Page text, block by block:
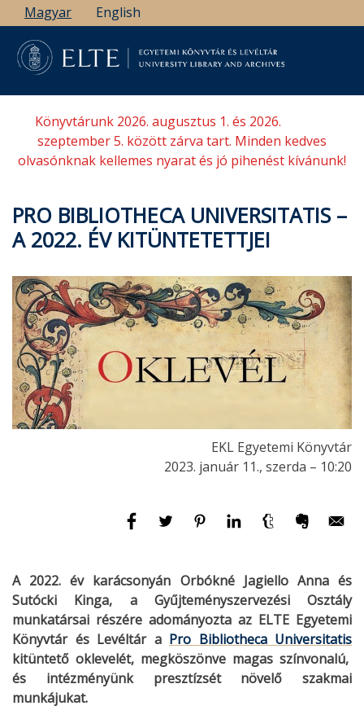
Ugrás
a
tartalomra
Magyar English
Könyvtárunk 2026. augusztus 1. és 2026.
szeptember 5. között zárva tart. Minden kedves
olvasónknak kellemes nyarat és jó pihenést kívánunk!
PRO BIBLIOTHECA UNIVERSITATIS –
A 2022. ÉV KITÜNTETETTJEI
EKL Egyetemi Könyvtár
2023. január 11., szerda – 10:20
A 2022. év karácsonyán Orbókné Jagiello Anna és
Sutócki Kinga, a Gyűjteményszervezési Osztály
munkatársai részére adományozta az ELTE Egyetemi
Könyvtár és Levéltár a Pro Bibliotheca Universitatis
kitüntető oklevelét, megköszönve magas színvonalú,
és intézményünk presztízsét növelő szakmai
munkájukat.